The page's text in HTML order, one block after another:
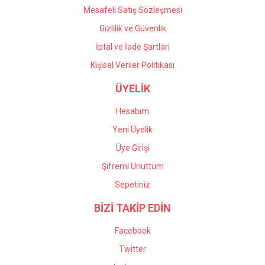
Mesafeli Satış Sözleşmesi
Gizlilik ve Güvenlik
İptal ve İade Şartları
Kişisel Veriler Politikası
ÜYELİK
Hesabım
Yeni Üyelik
Üye Girişi
Şifremi Unuttum
Sepetiniz
BİZİ TAKİP EDİN
Facebook
Twitter